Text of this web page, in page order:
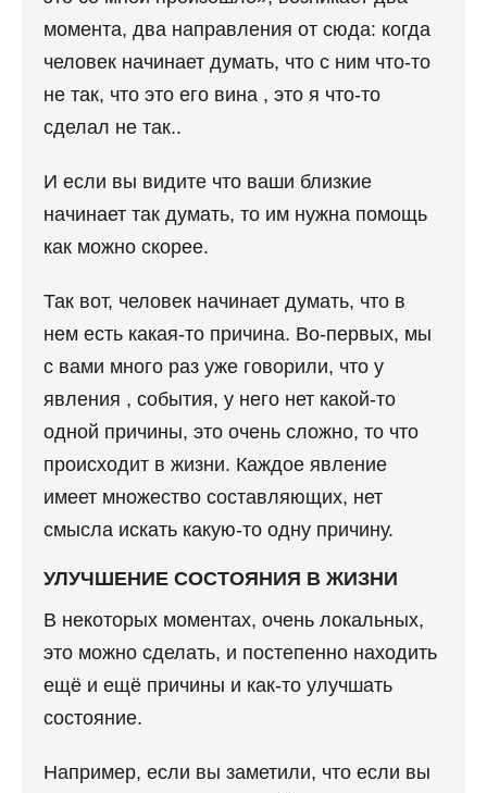
момента, два направления от сюда: когда
человек начинает думать, что с ним что-то
не так, что это его вина , это я что-то
сделал не так..
И если вы видите что ваши близкие
начинает так думать, то им нужна помощь
как можно скорее.
Так вот, человек начинает думать, что в
нем есть какая-то причина. Во-первых, мы
с вами много раз уже говорили, что у
явления , события, у него нет какой-то
одной причины, это очень сложно, то что
происходит в жизни. Каждое явление
имеет множество составляющих, нет
смысла искать какую-то одну причину.
УЛУЧШЕНИЕ СОСТОЯНИЯ В ЖИЗНИ
В некоторых моментах, очень локальных,
это можно сделать, и постепенно находить
ещё и ещё причины и как-то улучшать
состояние.
Например, если вы заметили, что если вы